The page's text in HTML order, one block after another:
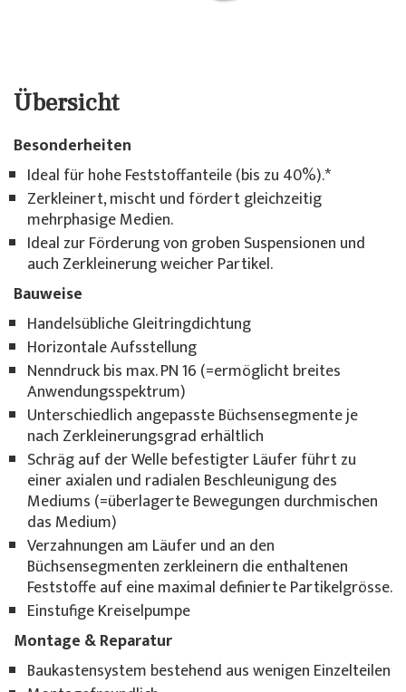
Übersicht
Besonderheiten
Ideal für hohe Feststoffanteile (bis zu 40%).*
Zerkleinert, mischt und fördert gleichzeitig
mehrphasige Medien.
Ideal zur Förderung von groben Suspensionen und
auch Zerkleinerung weicher Partikel.
Bauweise
Handelsübliche Gleitringdichtung
Horizontale Aufsstellung
Nenndruck bis max. PN 16 (=ermöglicht breites
Anwendungsspektrum)
Unterschiedlich angepasste Büchsensegmente je
nach Zerkleinerungsgrad erhältlich
Schräg auf der Welle befestigter Läufer führt zu
einer axialen und radialen Beschleunigung des
Mediums (=überlagerte Bewegungen durchmischen
das Medium)
Verzahnungen am Läufer und an den
Büchsensegmenten zerkleinern die enthaltenen
Feststoffe auf eine maximal definierte Partikelgrösse.
Einstufige Kreiselpumpe
Montage & Reparatur
Baukastensystem bestehend aus wenigen Einzelteilen